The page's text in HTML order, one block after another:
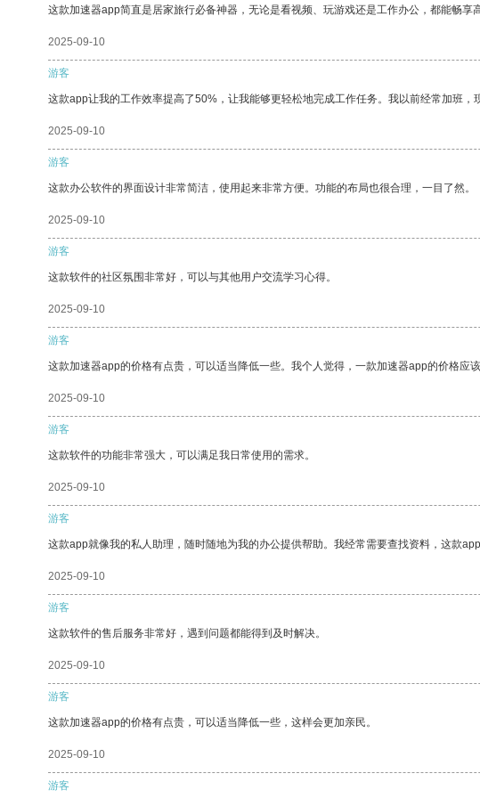
这款加速器app简直是居家旅行必备神器，无论是看视频、玩游戏还是工作办公，都能畅享
2025-09-10
游客
这款app让我的工作效率提高了50%，让我能够更轻松地完成工作任务。我以前经常加班，
2025-09-10
游客
这款办公软件的界面设计非常简洁，使用起来非常方便。功能的布局也很合理，一目了然。
2025-09-10
游客
这款软件的社区氛围非常好，可以与其他用户交流学习心得。
2025-09-10
游客
这款加速器app的价格有点贵，可以适当降低一些。我个人觉得，一款加速器app的价格应
2025-09-10
游客
这款软件的功能非常强大，可以满足我日常使用的需求。
2025-09-10
游客
这款app就像我的私人助理，随时随地为我的办公提供帮助。我经常需要查找资料，这款
2025-09-10
游客
这款软件的售后服务非常好，遇到问题都能得到及时解决。
2025-09-10
游客
这款加速器app的价格有点贵，可以适当降低一些，这样会更加亲民。
2025-09-10
游客